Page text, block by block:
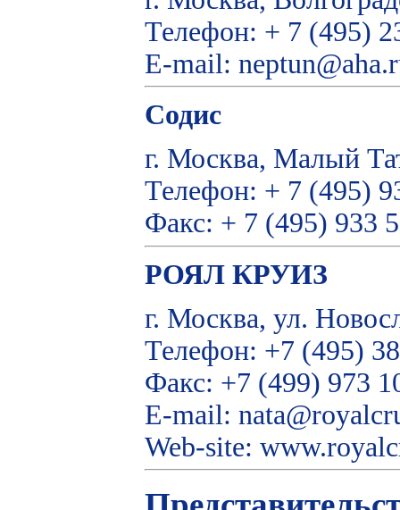
Телефон: + 7 (495)
E-mail:
Содис
г. Москва, Малый
Телефон: + 7 (495)
Факс: + 7 (495) 933
РОЯЛ КРУИЗ
г. Москва, ул.
Телефон: +7 (495)
Факс: +7 (499) 973
E-mail:
Web-site: